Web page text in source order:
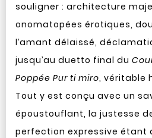
souligner : architecture
onomatopées érotiques,
l’amant délaissé,
jusqu’au duetto final du
Poppée Pur ti miro, véritable
Tout y est conçu avec un
époustouflant, la justesse
perfection expressive étant